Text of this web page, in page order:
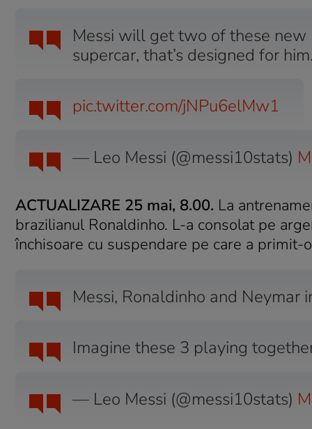
Messi will get two of these new
supercar, that’s designed for
pic.twitter.com/jNPu6elMw1
— Leo Messi (@messi10stats)
ACTUALIZARE 25 mai, 8.00. La
brazilianul Ronaldinho. L-a consolat pe
închisoare cu suspendare pe care a primit-
Messi, Ronaldinho and Neymar
Imagine these 3 playing
— Leo Messi (@messi10stats)